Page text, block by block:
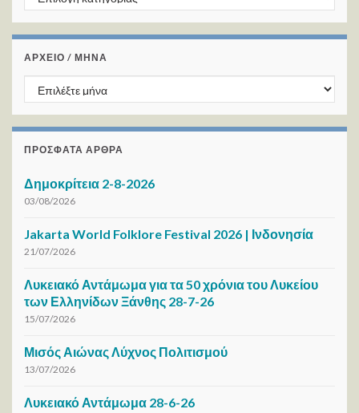
ΑΡΧΕΙΟ / ΜΗΝΑ
ΑΡΧΕΙΟ / ΜΗΝΑ
ΠΡΌΣΦΑΤΑ ΆΡΘΡΑ
Δημοκρίτεια 2-8-2026
03/08/2026
Jakarta World Folklore Festival 2026 | Ινδονησία
21/07/2026
Λυκειακό Αντάμωμα για τα 50 χρόνια του Λυκείου
των Ελληνίδων Ξάνθης 28-7-26
15/07/2026
Μισός Αιώνας Λύχνος Πολιτισμού
13/07/2026
Λυκειακό Αντάμωμα 28-6-26